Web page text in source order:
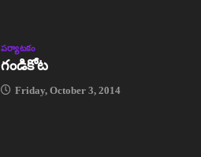
పర్యాటకం
గండికోట
Friday, October 3, 2014